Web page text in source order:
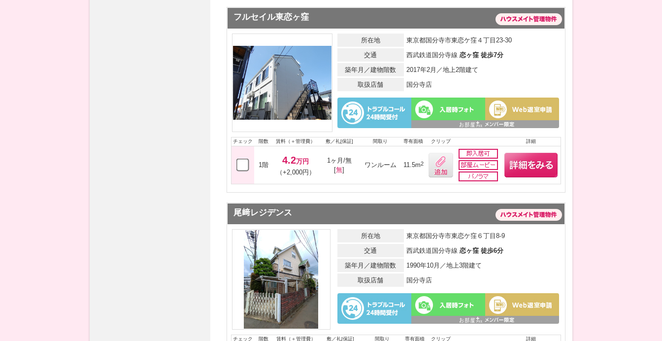
フルセイル東恋ヶ窪
所在地
東京都国分寺市東恋ケ窪４丁目23-30
交通
西武鉄道国分寺線 恋ヶ窪 徒歩7分
築年月／建物階数
2017年2月／地上2階建て
取扱店舗
国分寺店
チェック 階数 賃料（＋管理費） 敷／礼[保証] 間取り 専有面積 クリップ 詳細
1階 4.2万円
（+2,000円）
1ヶ月/無
[無]
ワンルーム 11.5m2
尾﨑レジデンス
所在地
東京都国分寺市東恋ケ窪６丁目8-9
交通
西武鉄道国分寺線 恋ヶ窪 徒歩6分
築年月／建物階数
1990年10月／地上3階建て
取扱店舗
国分寺店
チェック 階数 賃料（＋管理費） 敷／礼[保証] 間取り 専有面積 クリップ 詳細